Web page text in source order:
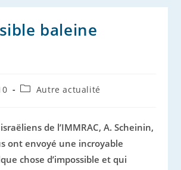
baleine
PostAutre actualité
de l’IMMRAC, A. Scheinin,
ont envoyé une incroyable
chose d’impossible et qui